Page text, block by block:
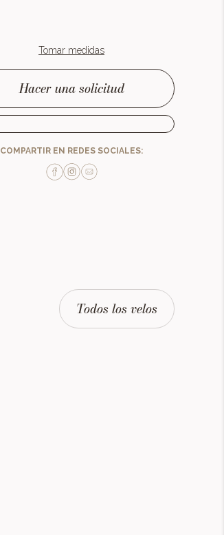
Tomar medidas
Hacer una solicitud
COMPARTIR EN REDES SOCIALES:
Todos los velos